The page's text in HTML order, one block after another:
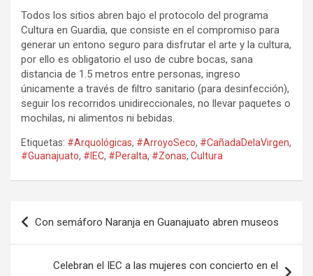
Todos los sitios abren bajo el protocolo del programa
Cultura en Guardia, que consiste en el compromiso para
generar un entono seguro para disfrutar el arte y la cultura,
por ello es obligatorio el uso de cubre bocas, sana
distancia de 1.5 metros entre personas, ingreso
únicamente a través de filtro sanitario (para desinfección),
seguir los recorridos unidireccionales, no llevar paquetes o
mochilas, ni alimentos ni bebidas.
Etiquetas: #Arquológicas, #ArroyoSeco, #CañadaDelaVirgen,
#Guanajuato, #IEC, #Peralta, #Zonas, Cultura
Navegación
de
entradas
Con semáforo Naranja en Guanajuato abren museos
Celebran el IEC a las mujeres con concierto en el